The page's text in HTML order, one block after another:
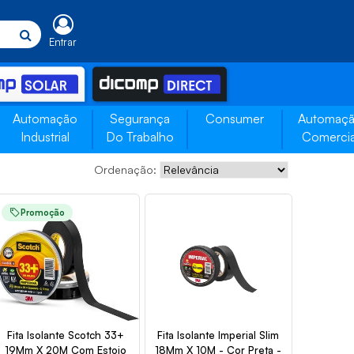
Entrar
Automação
Industrial
Segurança
Do Trabalho
Consumer
Ordenação:
Promoção
Fita Isolante Scotch 33+
19Mm X 20M Com Estojo
Fita Isolante Imperial Slim
18Mm X 10M - Cor Preta -